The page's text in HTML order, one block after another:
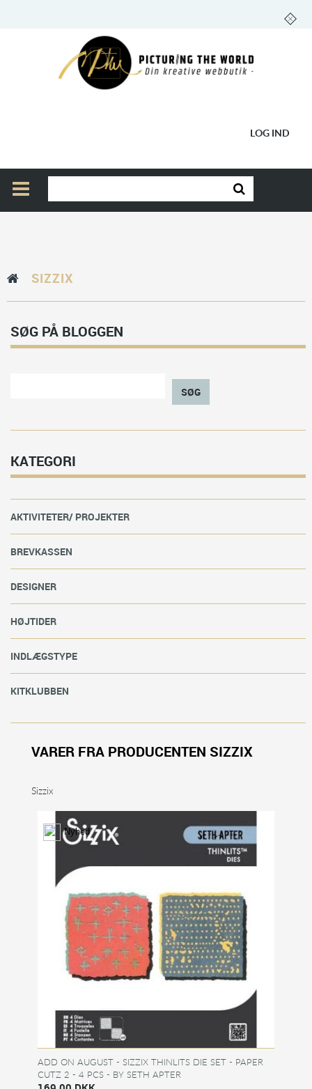
LOG IND
SIZZIX
SØG PÅ BLOGGEN
SØG
KATEGORI
AKTIVITETER/ PROJEKTER
BREVKASSEN
DESIGNER
HØJTIDER
INDLÆGSTYPE
KITKLUBBEN
VARER FRA PRODUCENTEN SIZZIX
Sizzix
Nyhed
ADD ON AUGUST - SIZZIX THINLITS DIE SET - PAPER
CUTZ 2 - 4 PCS - BY SETH APTER